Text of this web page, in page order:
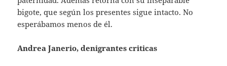
bigote, que según los presentes sigue intacto. No
esperábamos menos de él.
Andrea Janerio, denigrantes criticas